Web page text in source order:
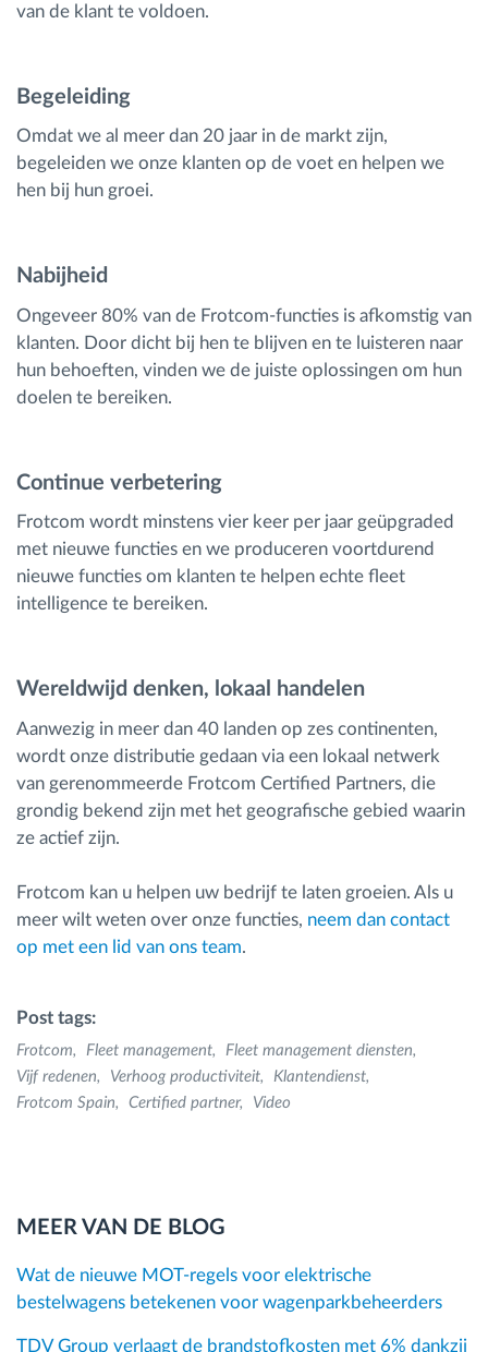
van de klant te voldoen.
Begeleiding
Omdat we al meer dan 20 jaar in de markt zijn,
begeleiden we onze klanten op de voet en helpen we
hen bij hun groei.
Nabijheid
Ongeveer 80% van de Frotcom-functies is afkomstig van
klanten. Door dicht bij hen te blijven en te luisteren naar
hun behoeften, vinden we de juiste oplossingen om hun
doelen te bereiken.
Continue verbetering
Frotcom wordt minstens vier keer per jaar geüpgraded
met nieuwe functies en we produceren voortdurend
nieuwe functies om klanten te helpen echte fleet
intelligence te bereiken.
Wereldwijd denken, lokaal handelen
Aanwezig in meer dan 40 landen op zes continenten,
wordt onze distributie gedaan via een lokaal netwerk
van gerenommeerde Frotcom Certified Partners, die
grondig bekend zijn met het geografische gebied waarin
ze actief zijn.
Frotcom kan u helpen uw bedrijf te laten groeien. Als u
meer wilt weten over onze functies, neem dan contact
op met een lid van ons team.
Post tags:
Frotcom Fleet management
Fleet management diensten
Vijf redenen
Verhoog productiviteit
Klantendienst
Frotcom Spain
Certified partner Video
MEER VAN DE BLOG
Wat de nieuwe MOT-regels voor elektrische
bestelwagens betekenen voor wagenparkbeheerders
TDV Group verlaagt de brandstofkosten met 6% dankzij